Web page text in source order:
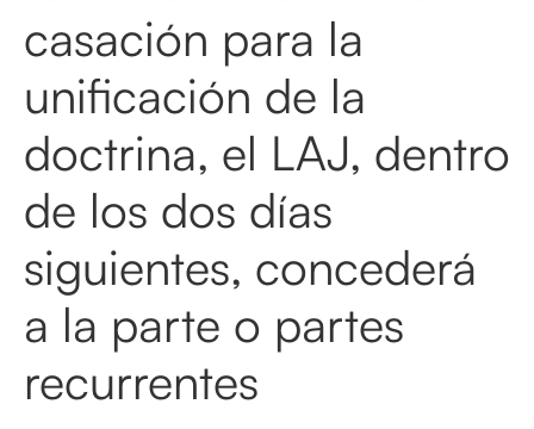
casación para la
unificación de la
doctrina, el LAJ, dentro
de los dos días
siguientes, concederá
a la parte o partes
recurrentes